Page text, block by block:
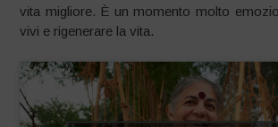
vita migliore. È un momento molto
vivi e rigenerare la vita.